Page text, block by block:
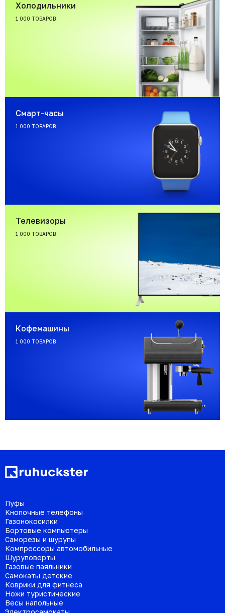
Холодильники
1 000 ТОВАРОВ
Смарт-часы
1 000 ТОВАРОВ
Телевизоры
1 000 ТОВАРОВ
Кофемашины
1 000 ТОВАРОВ
Пуфы
Кнопочные телефоны
Газонокосилки
Бортовые компьютеры
Саморезы и шурупы
Компрессоры автомобильные
Шуруповерты
Газовые паяльники
Самокаты детские
Коврики для фитнеса
Ножи туристические
Весы напольные